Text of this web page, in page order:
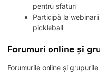
pentru sfaturi
Participă la
pickleball
Forumuri online și
Forumurile online și